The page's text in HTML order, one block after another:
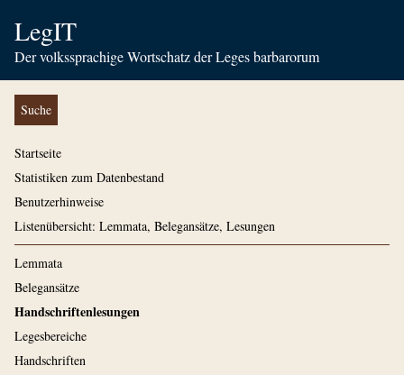
LegIT
Der volkssprachige Wortschatz der Leges barbarorum
Suche
Startseite
Statistiken zum Datenbestand
Benutzerhinweise
Listenübersicht: Lemmata, Belegansätze, Lesungen
Lemmata
Belegansätze
Handschriftenlesungen
Legesbereiche
Handschriften